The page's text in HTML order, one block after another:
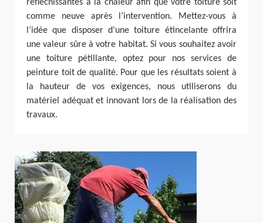
réfléchissantes à la chaleur afin que votre toiture soit
comme neuve après l’intervention. Mettez-vous à
l’idée que disposer d’une toiture étincelante offrira
une valeur sûre à votre habitat. Si vous souhaitez avoir
une toiture pétillante, optez pour nos services de
peinture toit de qualité. Pour que les résultats soient à
la hauteur de vos exigences, nous utiliserons du
matériel adéquat et innovant lors de la réalisation des
travaux.